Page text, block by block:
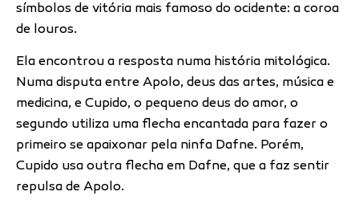
símbolos de vitória mais famoso do ocidente: a coroa
de louros.
Ela encontrou a resposta numa história mitológica.
Numa disputa entre Apolo, deus das artes, música e
medicina, e Cupido, o pequeno deus do amor, o
segundo utiliza uma flecha encantada para fazer o
primeiro se apaixonar pela ninfa Dafne. Porém,
Cupido usa outra flecha em Dafne, que a faz sentir
repulsa de Apolo.